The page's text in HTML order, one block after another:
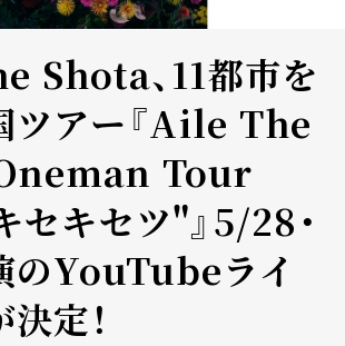
Shota、11都市を
ツアー『Aile The
Tour
キセツ"』5/28・
のYouTubeライ
定！